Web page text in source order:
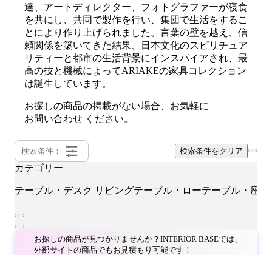
達、アートディレクター、フォトグラファーが寝食
を共にし、共同で製作を行い、集団で生活をするこ
とにより作り上げられました。言葉の壁を越え、信
頼関係を築いてきた結果、日本文化のスピリチュア
リティーと都市の生活背景にインスパイアされ、最
高の技と機械によってARIAKEの家具コレクション
は誕生しています。
お探しの商品の掲載がない場合、お気軽に
お問い合わせ ください。
検索条件： 検索条件をクリア
カテゴリー
テーブル・デスク リビングテーブル・ローテーブル・座卓
お探しの商品が見つかりませんか？INTERIOR BASEでは、
外部サイトの商品でもお見積もり可能です！